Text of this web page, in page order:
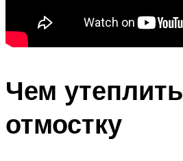
Чем утеплить
отмостку